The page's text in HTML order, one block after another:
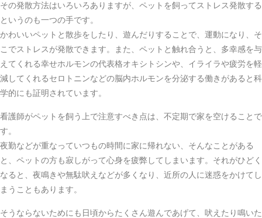
その発散方法はいろいろありますが、ペットを飼ってストレス発散する
というのも一つの手です。
かわいいペットと散歩をしたり、遊んだりすることで、運動になり、そ
こでストレスが発散できます。また、ペットと触れ合うと、多幸感を与
えてくれる幸せホルモンの代表格オキシトシンや、イライラや疲労を軽
減してくれるセロトニンなどの脳内ホルモンを分泌する働きがあると科
学的にも証明されています。
看護師がペットを飼う上で注意すべき点は、不定期で家を空けることで
す。
夜勤などが重なっていつもの時間に家に帰れない、そんなことがある
と、ペットの方も寂しがって心身を疲弊してしまいます。それがひどく
なると、夜鳴きや無駄吠えなどが多くなり、近所の人に迷惑をかけてし
まうこともあります。
そうならないためにも日頃からたくさん遊んであげて、吠えたり鳴いた